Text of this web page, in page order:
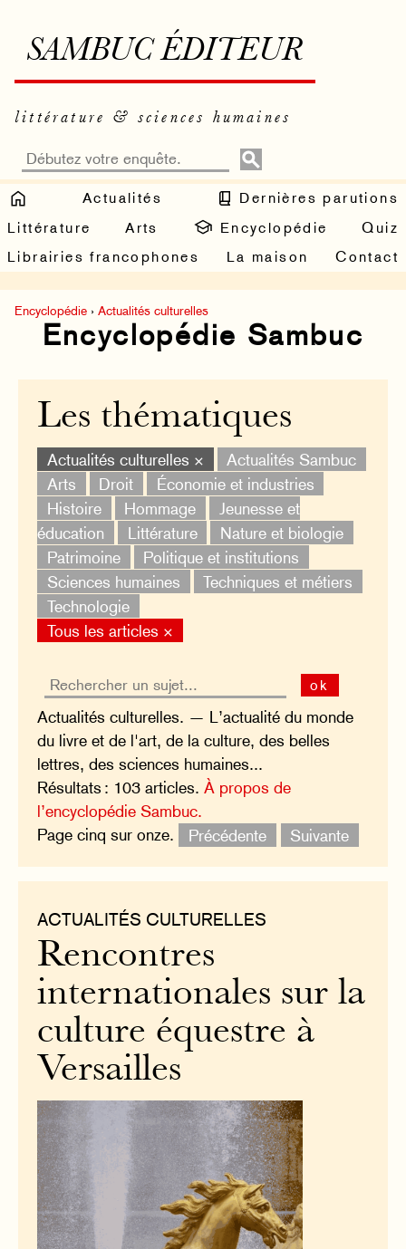
SAMBUC ÉDITEUR
littérature & sciences humaines
Actualités
Dernières parutions
Littérature
Arts Encyclopédie
Quiz
Librairies francophones
La maison Contact
Encyclopédie › Actualités culturelles
Encyclopédie Sambuc
Les thématiques
Actualités culturelles ×
Actualités Sambuc
Arts
Droit
Économie et industries
Histoire
Hommage
Jeunesse et
éducation
Littérature
Nature et biologie
Patrimoine
Politique et institutions
Sciences humaines
Techniques et métiers
Technologie
Tous les articles ×
ok
Actualités culturelles. — L’actualité du monde
du livre et de l'art, de la culture, des belles
lettres, des sciences humaines...
Résultats : 103 articles.À propos de
l’encyclopédie Sambuc.
Page cinq sur onze.
Précédente Suivante
ACTUALITÉS CULTURELLES
Rencontres
internationales sur la
culture équestre à
Versailles